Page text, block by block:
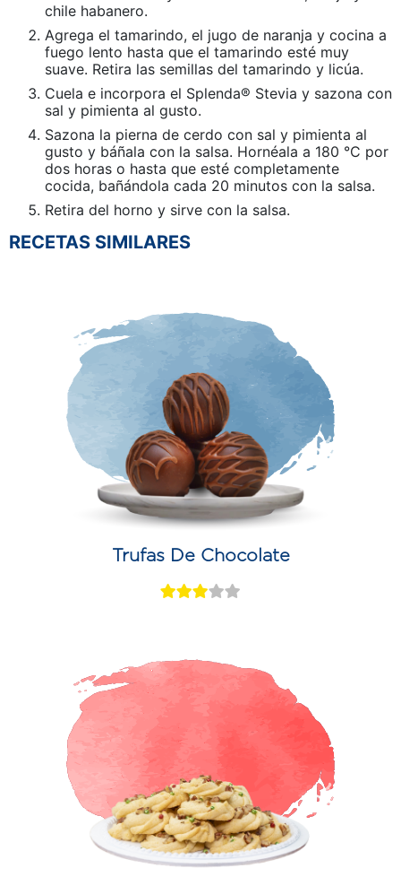
chile habanero.
Agrega el tamarindo, el jugo de naranja y cocina a
fuego lento hasta que el tamarindo esté muy
suave. Retira las semillas del tamarindo y licúa.
Cuela e incorpora el Splenda® Stevia y sazona con
sal y pimienta al gusto.
Sazona la pierna de cerdo con sal y pimienta al
gusto y báñala con la salsa. Hornéala a 180 °C por
dos horas o hasta que esté completamente
cocida, bañándola cada 20 minutos con la salsa.
Retira del horno y sirve con la salsa.
RECETAS SIMILARES
Trufas De Chocolate